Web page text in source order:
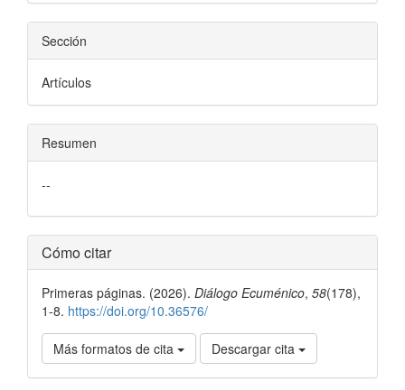
Sección
Artículos
Resumen
--
Detalles
del
artículo
Cómo citar
Primeras páginas. (2026). Diálogo Ecuménico, 58(178),
1-8. https://doi.org/10.36576/
Más formatos de cita Descargar cita